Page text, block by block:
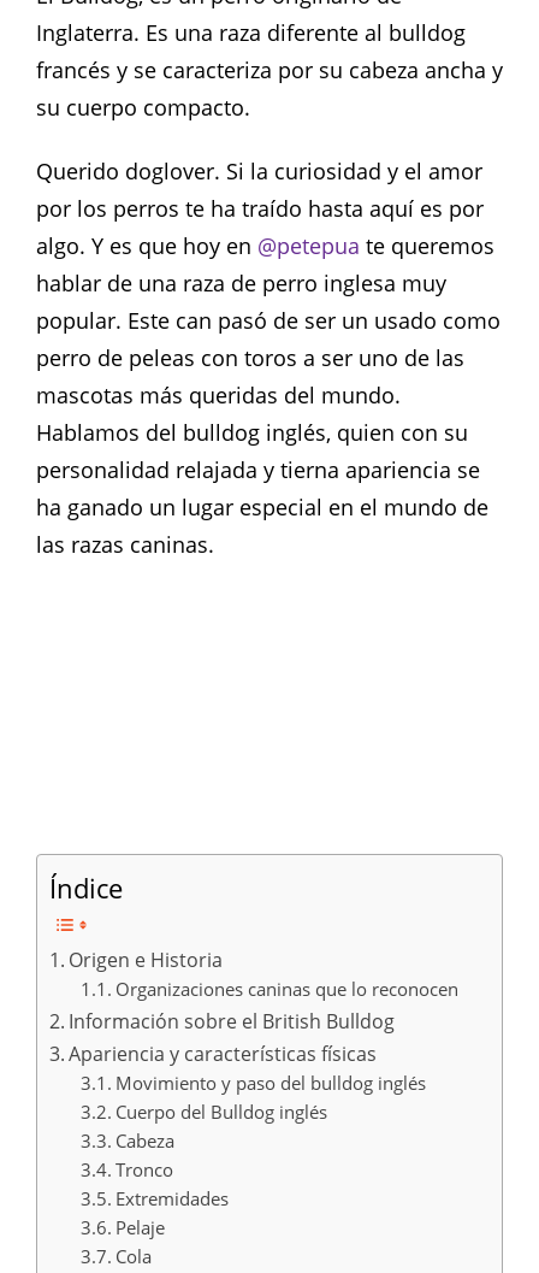
Inglaterra. Es una raza diferente al bulldog
francés y se caracteriza por su cabeza ancha y
su cuerpo compacto.
Querido doglover. Si la curiosidad y el amor
por los perros te ha traído hasta aquí es por
algo. Y es que hoy en @petepua te queremos
hablar de una raza de perro inglesa muy
popular. Este can pasó de ser un usado como
perro de peleas con toros a ser uno de las
mascotas más queridas del mundo.
Hablamos del bulldog inglés, quien con su
personalidad relajada y tierna apariencia se
ha ganado un lugar especial en el mundo de
las razas caninas.
Índice
Origen e Historia
Organizaciones caninas que lo reconocen
Información sobre el British Bulldog
Apariencia y características físicas
Movimiento y paso del bulldog inglés
Cuerpo del Bulldog inglés
Cabeza
Tronco
Extremidades
Pelaje
Cola